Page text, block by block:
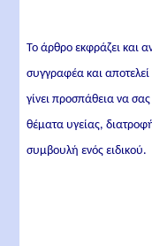
Το άρθρο εκφράζει και
συγγραφέα και
γίνει προσπάθεια να
θέματα υγείας,
συμβουλή ενός ειδικού.